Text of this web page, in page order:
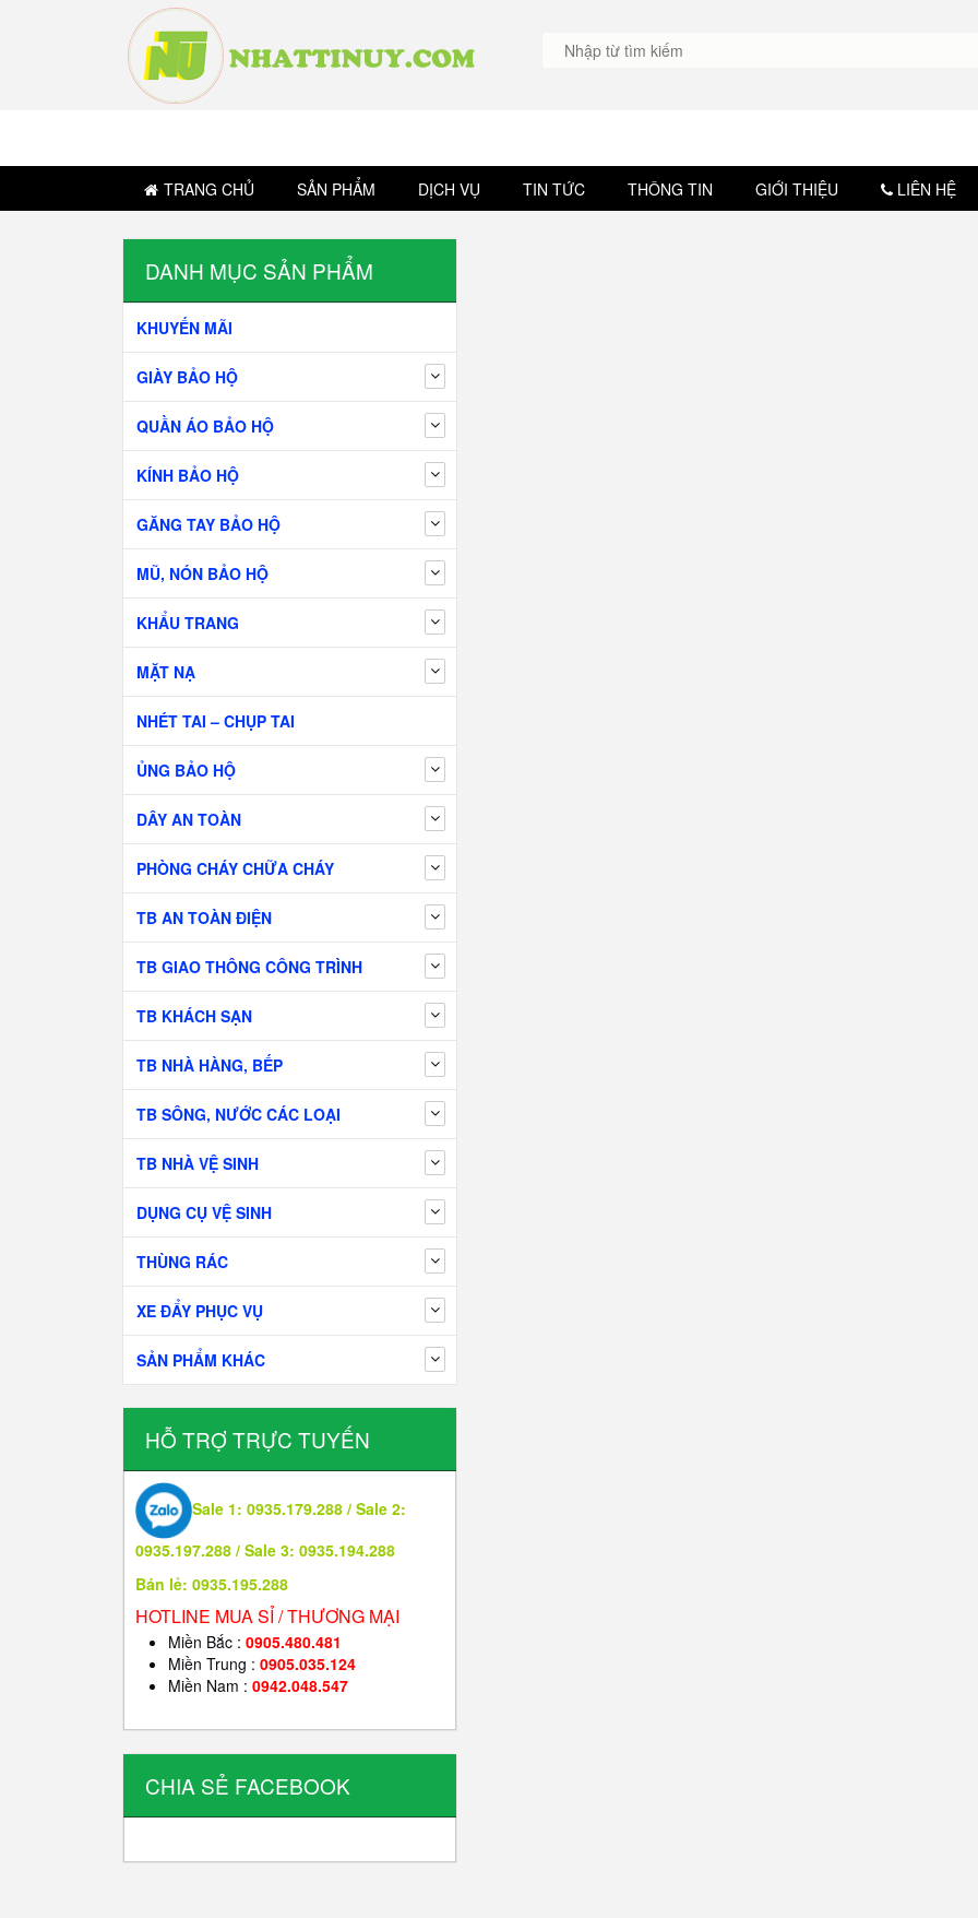
TRANG CHỦ SẢN PHẨM DỊCH VỤ TIN TỨC THÔNG TIN GIỚI THIỆU LIÊN HỆ
DANH MỤC SẢN PHẨM
KHUYẾN MÃI
GIÀY BẢO HỘ
QUẦN ÁO BẢO HỘ
KÍNH BẢO HỘ
GĂNG TAY BẢO HỘ
MŨ, NÓN BẢO HỘ
KHẨU TRANG
MẶT NẠ
NHÉT TAI – CHỤP TAI
ỦNG BẢO HỘ
DÂY AN TOÀN
PHÒNG CHÁY CHỮA CHÁY
TB AN TOÀN ĐIỆN
TB GIAO THÔNG CÔNG TRÌNH
TB KHÁCH SẠN
TB NHÀ HÀNG, BẾP
TB SÔNG, NƯỚC CÁC LOẠI
TB NHÀ VỆ SINH
DỤNG CỤ VỆ SINH
THÙNG RÁC
XE ĐẨY PHỤC VỤ
SẢN PHẨM KHÁC
HỖ TRỢ TRỰC TUYẾN
Sale 1: 0935.179.288 / Sale 2:
0935.197.288 / Sale 3: 0935.194.288
Bán lẻ: 0935.195.288
HOTLINE MUA SỈ / THƯƠNG MẠI
Miền Bắc : 0905.480.481
Miền Trung : 0905.035.124
Miền Nam : 0942.048.547
CHIA SẺ FACEBOOK